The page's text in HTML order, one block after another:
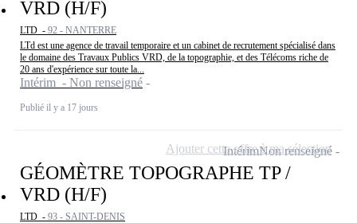
VRD (H/F)
LTD - 92 - NANTERRE
LTd est une agence de travail temporaire et un cabinet de recrutement spécialisé dans
le domaine des Travaux Publics VRD, de la topographie, et des Télécoms riche de
20 ans d'expérience sur toute la...
Intérim - Non renseigné
Publié il y a 17 jours
GÉOMÈTRE TOPOGRAPHE TP /
VRD (H/F)
LTD - 93 - SAINT-DENIS
IntérimNon renseigné
Ajouter cette offre à ma sélection